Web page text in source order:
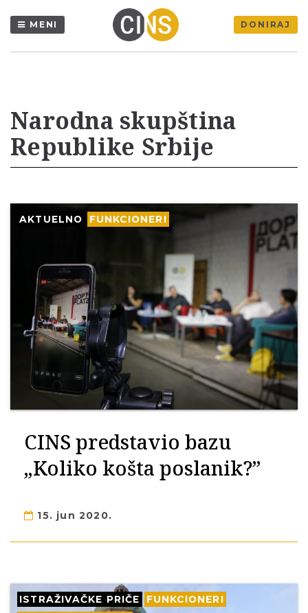
MENI DONIRAJ
Narodna skupština
Republike Srbije
AKTUELNO FUNKCIONERI
CINS predstavio bazu
„Koliko košta poslanik?”
15. jun 2020.
ISTRAŽIVAČKE PRIČE
FUNKCIONERI